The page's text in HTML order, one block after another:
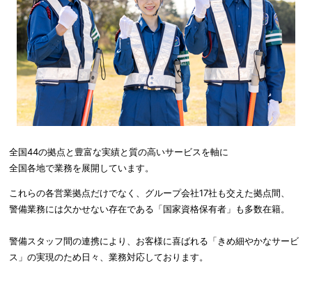
全国44の拠点と豊富な実績と質の高いサービスを軸に
全国各地で業務を展開しています。
これらの各営業拠点だけでなく、グループ会社17社も交えた拠点間、
警備業務には欠かせない存在である「国家資格保有者」も多数在籍。
警備スタッフ間の連携により、お客様に喜ばれる「きめ細やかなサービ
ス」の実現のため日々、業務対応しております。